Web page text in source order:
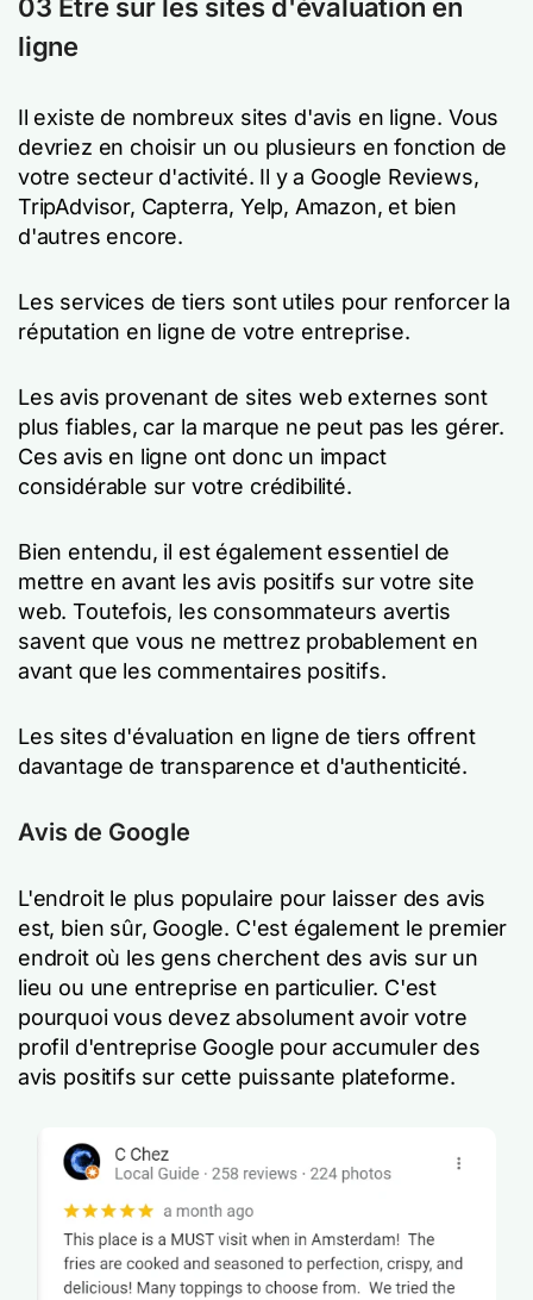
03 Être sur les sites d'évaluation en
ligne
Il existe de nombreux sites d'avis en ligne. Vous
devriez en choisir un ou plusieurs en fonction de
votre secteur d'activité. Il y a Google Reviews,
TripAdvisor, Capterra, Yelp, Amazon, et bien
d'autres encore.
Les services de tiers sont utiles pour renforcer la
réputation en ligne de votre entreprise.
Les avis provenant de sites web externes sont
plus fiables, car la marque ne peut pas les gérer.
Ces avis en ligne ont donc un impact
considérable sur votre crédibilité.
Bien entendu, il est également essentiel de
mettre en avant les avis positifs sur votre site
web. Toutefois, les consommateurs avertis
savent que vous ne mettrez probablement en
avant que les commentaires positifs.
Les sites d'évaluation en ligne de tiers offrent
davantage de transparence et d'authenticité.
Avis de Google
L'endroit le plus populaire pour laisser des avis
est, bien sûr, Google. C'est également le premier
endroit où les gens cherchent des avis sur un
lieu ou une entreprise en particulier. C'est
pourquoi vous devez absolument avoir votre
profil d'entreprise Google pour accumuler des
avis positifs sur cette puissante plateforme.